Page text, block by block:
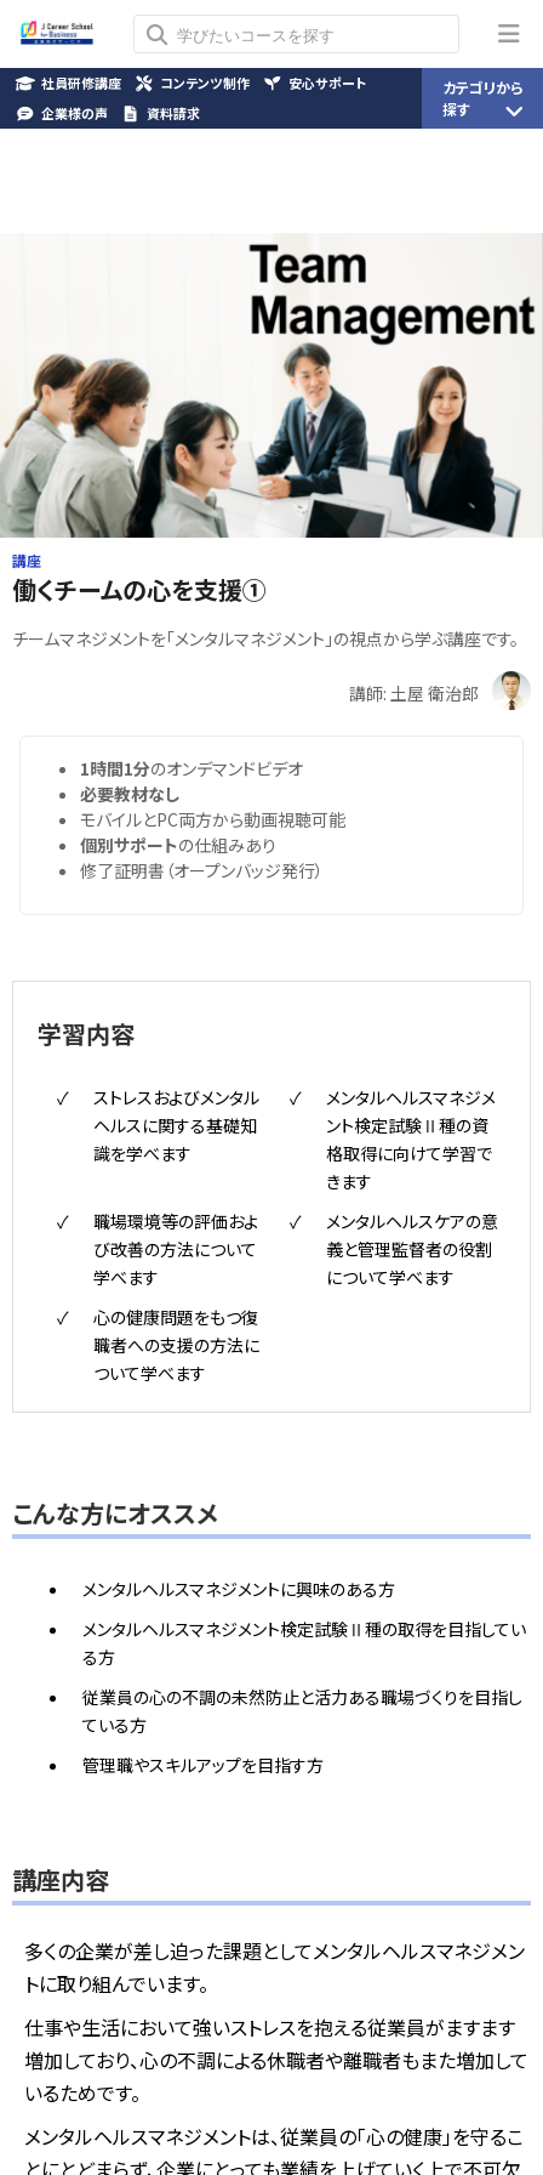
講座
働くチームの心を支援①
チームマネジメントを「メンタルマネジメント」の視点から学ぶ講座です。
講師: 土屋 衛治郎
1時間1分のオンデマンドビデオ
必要教材なし
モバイルとPC両方から動画視聴可能
個別サポートの仕組みあり
修了証明書（オープンバッジ発行）
学習内容
ストレスおよびメンタル
ヘルスに関する基礎知
識を学べます
メンタルヘルスマネジメ
ント検定試験Ⅱ種の資
格取得に向けて学習で
きます
職場環境等の評価およ
び改善の方法について
学べます
メンタルヘルスケアの意
義と管理監督者の役割
について学べます
心の健康問題をもつ復
職者への支援の方法に
ついて学べます
こんな方にオススメ
メンタルヘルスマネジメントに興味のある方
メンタルヘルスマネジメント検定試験Ⅱ種の取得を目指してい
る方
従業員の心の不調の未然防止と活力ある職場づくりを目指し
ている方
管理職やスキルアップを目指す方
講座内容
多くの企業が差し迫った課題としてメンタルヘルスマネジメン
トに取り組んでいます。
仕事や生活において強いストレスを抱える従業員がますます
増加しており、心の不調による休職者や離職者もまた増加して
いるためです。
メンタルヘルスマネジメントは、従業員の「心の健康」を守るこ
社員研修講座 コンテンツ制作
安心サポート
企業様の声
資料請求
カテゴリから
探す